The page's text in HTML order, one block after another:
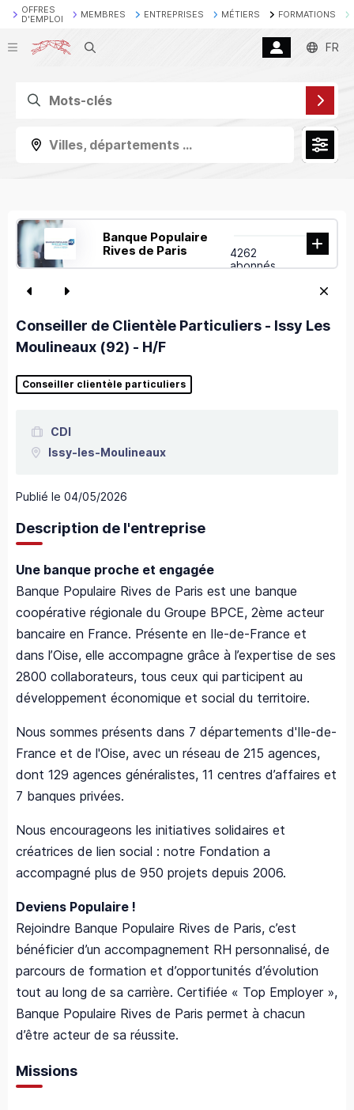
OFFRES
D'EMPLOI
MEMBRES ENTREPRISES MÉTIERS FORMATIONS
Recherche FR
Villes, départements ...
Banque Populaire
Rives de Paris
4262
abonnés
Conseiller de Clientèle Particuliers - Issy Les
Moulineaux (92) - H/F
Conseiller clientèle particuliers
CDI
Issy-les-Moulineaux
Publié le 04/05/2026
Description de l'entreprise
Une banque proche et engagée
Banque Populaire Rives de Paris est une banque
coopérative régionale du Groupe BPCE, 2ème acteur
bancaire en France. Présente en Ile-de-France et
dans l’Oise, elle accompagne grâce à l’expertise de ses
2800 collaborateurs, tous ceux qui participent au
développement économique et social du territoire.
Nous sommes présents dans 7 départements d'Ile-de-
France et de l'Oise, avec un réseau de 215 agences,
dont 129 agences généralistes, 11 centres d’affaires et
7 banques privées.
Nous encourageons les initiatives solidaires et
créatrices de lien social : notre Fondation a
accompagné plus de 950 projets depuis 2006.
Deviens Populaire !
Rejoindre Banque Populaire Rives de Paris, c’est
bénéficier d’un accompagnement RH personnalisé, de
parcours de formation et d’opportunités d’évolution
tout au long de sa carrière. Certifiée « Top Employer »,
Banque Populaire Rives de Paris permet à chacun
d’être acteur de sa réussite.
Missions